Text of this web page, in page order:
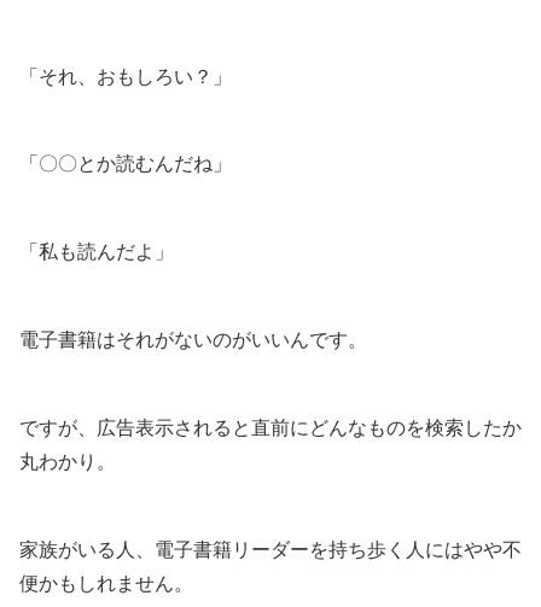
「それ、おもしろい？」
「〇〇とか読むんだね」
「私も読んだよ」
電子書籍はそれがないのがいいんです。
ですが、広告表示されると直前にどんなものを検索したか
丸わかり。
家族がいる人、電子書籍リーダーを持ち歩く人にはやや不
便かもしれません。